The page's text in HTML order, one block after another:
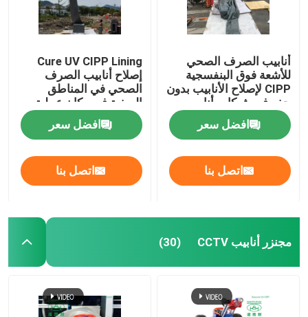
أنابيب الصرف الصحي
للأشعة فوق البنفسجية
CIPP لإصلاح الأنابيب بدون
حفر في شبكات أنابيب
مياه الأمطار
افضل سعر
اتصل بنا
Cure UV CIPP Lining
إصلاح أنابيب الصرف
الصحي في المناطق
الريفية في مكان عملية
بطانة الأنابيب
افضل سعر
اتصل بنا
مجنزر أنابيب CCTV (30)